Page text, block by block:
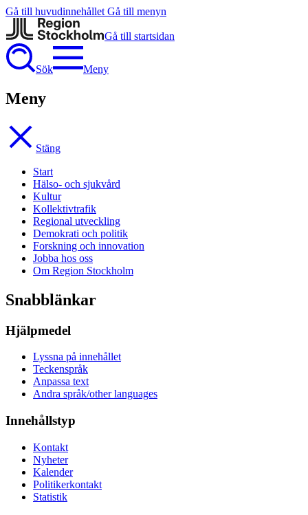
Gå till huvudinnehållet Gå till menyn
Gå till startsidan
Sök Meny
Meny
Stäng
Start
Hälso- och sjukvård
Kultur
Kollektivtrafik
Regional utveckling
Demokrati och politik
Forskning och innovation
Jobba hos oss
Om Region Stockholm
Snabblänkar
Hjälpmedel
Lyssna på innehållet
Teckenspråk
Anpassa text
Andra språk/other languages
Innehållstyp
Kontakt
Nyheter
Kalender
Politikerkontakt
Statistik